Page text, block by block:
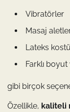
Vibratörler
Masaj
Lateks
Farklı
gibi birçok
Özellikle, kaliteli